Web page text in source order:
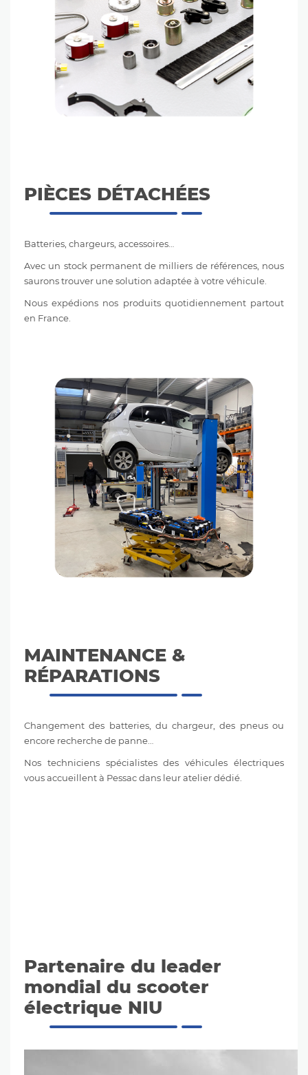
PIÈCES DÉTACHÉES
Batteries, chargeurs, accessoires…
Avec un stock permanentde milliers de références, nous
saurons trouver une solution adaptée à votre véhicule.
Nous expédions nos produits quotidiennement partout
en France
MAINTENANCE &
RÉPARATIONS
Changement des batteries, du chargeur, des pneus ou
encore recherche de panne…
Nos techniciens spécialistes des véhicules électriques
vous accueillent à Pessac dans leur atelier dédié.
Partenaire du leader
mondial du scooter
électrique NIU